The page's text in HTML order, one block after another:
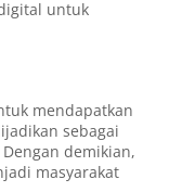
untuk
mendapatkan
sebagai
demikian,
masyarakat